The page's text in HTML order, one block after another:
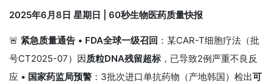
2025年6月8日 星期日 | 60秒生物医药质量快报
🚨 紧急质量通告 • FDA全球一级召回 ：某CAR-T细胞疗法（批
号CT2025-07）因质粒DNA残留超标 ，已导致2例严重不良反
应 • 国家药监局预警 ：3批次进口单抗药物（产地韩国）检出可